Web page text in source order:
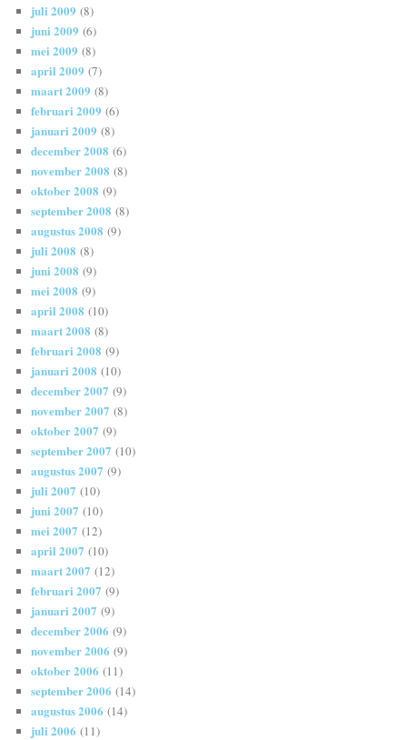
juli 2009 (8)
juni 2009 (6)
mei 2009 (8)
april 2009 (7)
maart 2009 (8)
februari 2009 (6)
januari 2009 (8)
december 2008 (6)
november 2008 (8)
oktober 2008 (9)
september 2008 (8)
augustus 2008 (9)
juli 2008 (8)
juni 2008 (9)
mei 2008 (9)
april 2008 (10)
maart 2008 (8)
februari 2008 (9)
januari 2008 (10)
december 2007 (9)
november 2007 (8)
oktober 2007 (9)
september 2007 (10)
augustus 2007 (9)
juli 2007 (10)
juni 2007 (10)
mei 2007 (12)
april 2007 (10)
maart 2007 (12)
februari 2007 (9)
januari 2007 (9)
december 2006 (9)
november 2006 (9)
oktober 2006 (11)
september 2006 (14)
augustus 2006 (14)
juli 2006 (11)